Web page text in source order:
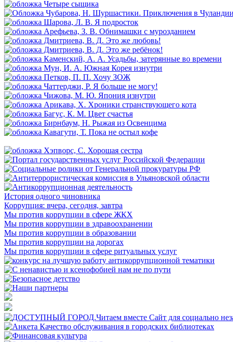
История одного чиновника
Коррупция: вчера, сегодня, завтра
Мы против коррупции в сфере ЖКХ
Мы против коррупции в здравоохранении
Мы против коррупции в образовании
Мы против коррупции на дорогах
Мы против коррупции в сфере ритуальных услуг